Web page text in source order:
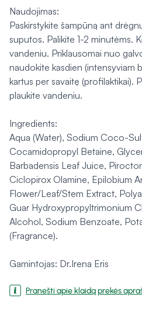
Naudojimas:
Paskirstykite šampūną ant
suputos. Palikite 1-2 minutėms.
vandeniu. Priklausomai nuo
naudokite kasdien (intensyviam
kartus per savaitę (profilaktikai).
plaukite vandeniu.
Ingredients:
Aqua (Water), Sodium Coco-
Cocamidopropyl Betaine,
Barbadensis Leaf Juice,
Ciclopirox Olamine, Epilobium
Flower/Leaf/Stem Extract,
Guar Hydroxypropyltrimonium
Alcohol, Sodium Benzoate,
(Fragrance).
Gamintojas: Dr.Irena Eris
Pranešti apie klaidą prekės